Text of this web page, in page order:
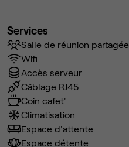
Services
Salle de réunion partagée
Wifi
Accès serveur
Câblage RJ45
Coin cafet'
Climatisation
Espace d'attente
Espace détente